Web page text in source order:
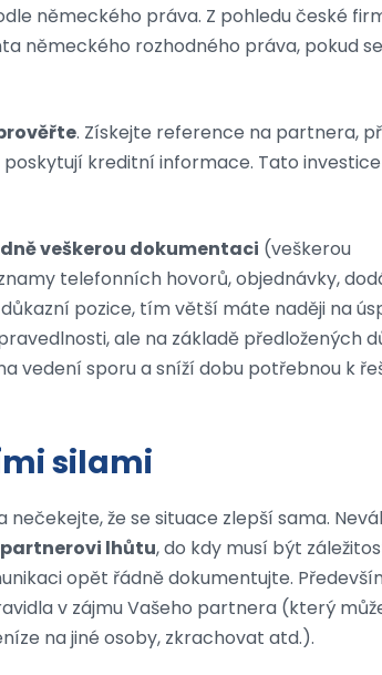
německého práva. Z pohledu české
německého rozhodného práva, pokud
. Získejte reference na partnera,
kreditní informace. Tato
veškerou dokumentaci (veškerou
telefonních hovorů, objednávky,
pozice, tím větší máte naději na
ale na základě předložených
vedení sporu a sníží dobu potřebnou k
silami
že se situace zlepší sama.
lhůtu, do kdy musí být
opět řádně dokumentujte.
v zájmu Vašeho partnera (který
na jiné osoby, zkrachovat atd.).